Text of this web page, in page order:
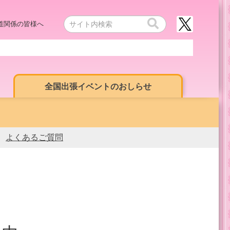
全国出張イベントのおしらせ
関係の皆様へ
よくあるご質問